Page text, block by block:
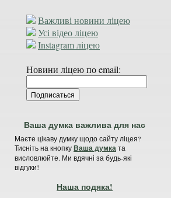
Важливі новини ліцею
Усі відео ліцею
Instagram ліцею
Новини ліцею по email:
Ваша думка важлива для нас
Маєте цікаву думку щодо сайту ліцея?
Тисніть на кнопкуВаша думката
висловлюйте. Ми вдячні за будь-які
відгуки!
Наша подяка!